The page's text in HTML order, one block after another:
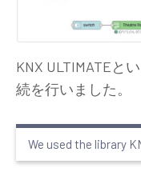
KNX ULTIMATEと
続を行いました。
We used the library